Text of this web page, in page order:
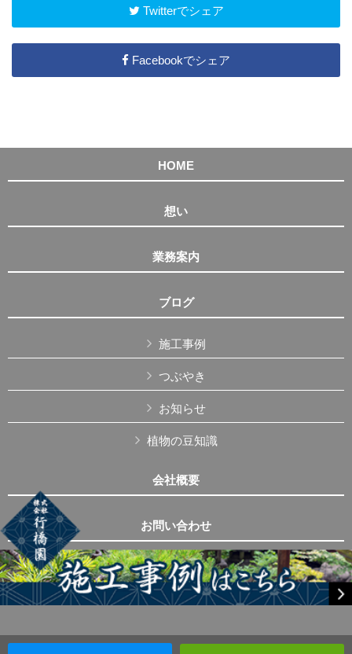
Twitterでシェア
Facebookでシェア
HOME
想い
業務案内
ブログ
施工事例
つぶやき
お知らせ
植物の豆知識
会社概要
お問い合わせ
Copyright © 株式会社行橋園 All Rights Reserved.